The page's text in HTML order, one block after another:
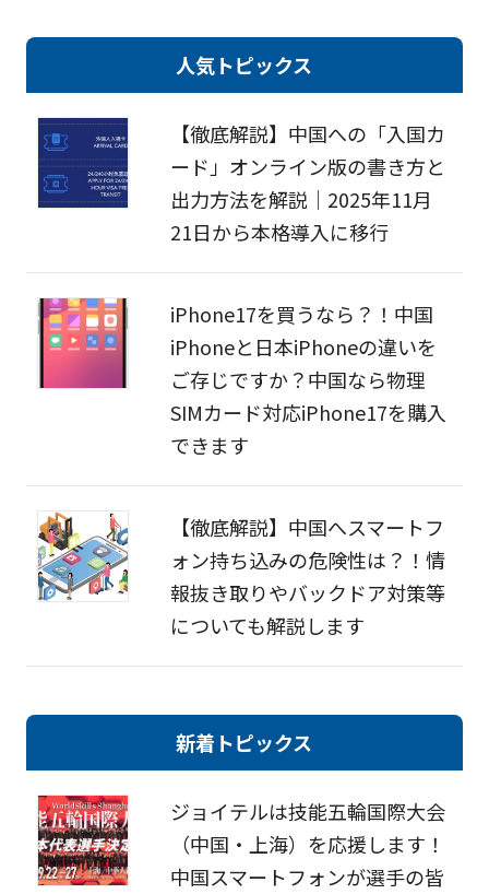
人気トピックス
【徹底解説】中国への「入国カ
ード」オンライン版の書き方と
出力方法を解説｜2025年11月
21日から本格導入に移行
iPhone17を買うなら？！中国
iPhoneと日本iPhoneの違いを
ご存じですか？中国なら物理
SIMカード対応iPhone17を購入
できます
【徹底解説】中国へスマートフ
ォン持ち込みの危険性は？！情
報抜き取りやバックドア対策等
についても解説します
新着トピックス
ジョイテルは技能五輪国際大会
（中国・上海）を応援します！
中国スマートフォンが選手の皆